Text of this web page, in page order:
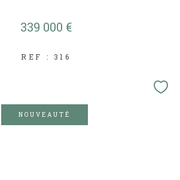
339 000 €
REF : 316
NOUVEAUTÉ